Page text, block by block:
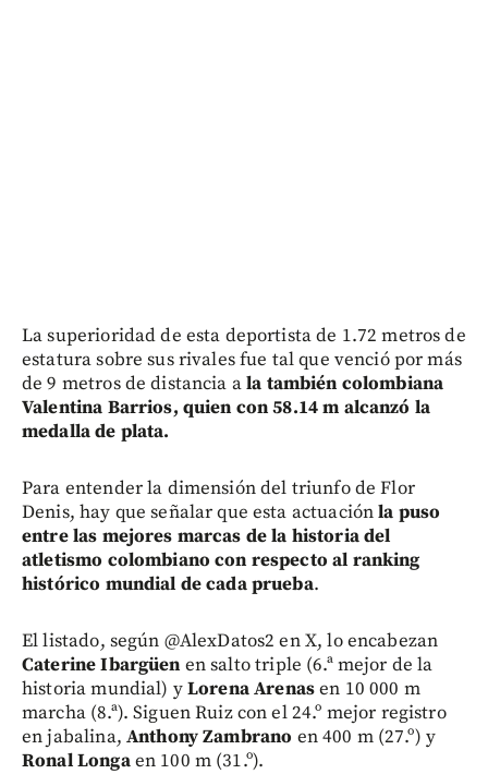
La superioridad de esta deportista de 1.72 metros de
estatura sobre sus rivales fue tal que venció por más
de 9 metros de distancia ala también colombiana
Valentina Barrios, quien con 58.14 m alcanzó la
medalla de plata.
Para entender la dimensión del triunfo de Flor
Denis, hay que señalar que esta actuaciónla puso
entre las mejores marcas de la historia del
atletismo colombiano con respecto al ranking
histórico mundial de cada prueba.
El listado, según @AlexDatos2 en X, lo encabezan
Caterine Ibargüen en salto triple (6.ª mejor de la
historia mundial) yLorena Arenasen 10 000 m
marcha (8.ª). Siguen Ruiz con el 24.º mejor registro
en jabalina, Anthony Zambrano en 400 m (27.º) y
Ronal Longaen 100 m (31.º).